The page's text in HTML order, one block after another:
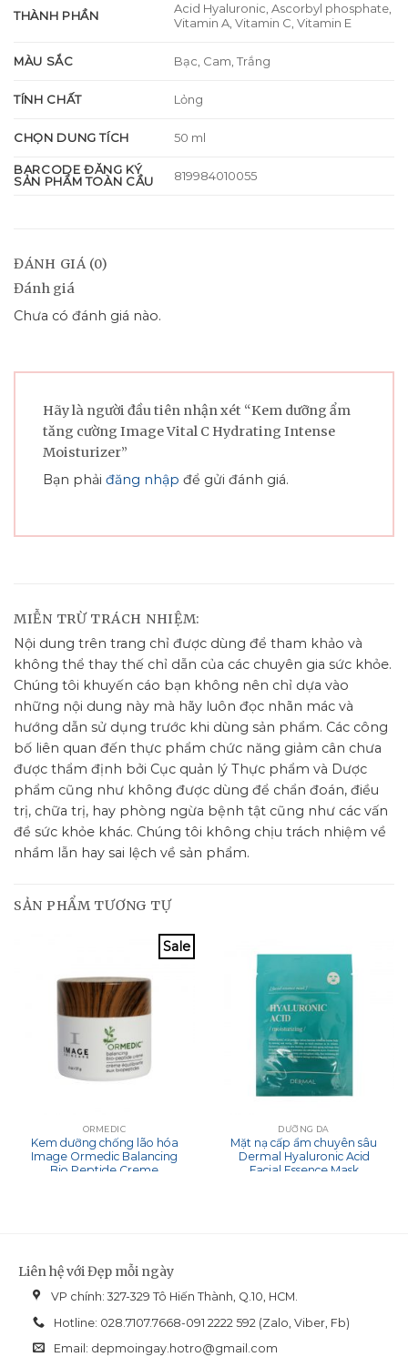
THÀNH PHẦN
Acid Hyaluronic, Ascorbyl phosphate,
Vitamin A, Vitamin C, Vitamin E
MÀU SẮC Bạc, Cam, Trắng
TÍNH CHẤT Lỏng
CHỌN DUNG TÍCH 50 ml
BARCODE ĐĂNG KÝ
SẢN PHẨM TOÀN CẦU
819984010055
ĐÁNH GIÁ (0)
Đánh giá
Chưa có đánh giá nào.
Hãy là người đầu tiên nhận xét “Kem dưỡng ẩm
tăng cường Image Vital C Hydrating Intense
Moisturizer”
Bạn phải đăng nhập để gửi đánh giá.
MIỄN TRỪ TRÁCH NHIỆM:
Nội dung trên trang chỉ được dùng để tham khảo và
không thể thay thế chỉ dẫn của các chuyên gia sức khỏe.
Chúng tôi khuyến cáo bạn không nên chỉ dựa vào
những nội dung này mà hãy luôn đọc nhãn mác và
hướng dẫn sử dụng trước khi dùng sản phẩm. Các công
bố liên quan đến thực phẩm chức năng giảm cân chưa
được thẩm định bởi Cục quản lý Thực phẩm và Dược
phẩm cũng như không được dùng để chẩn đoán, điều
trị, chữa trị, hay phòng ngừa bệnh tật cũng như các vấn
đề sức khỏe khác. Chúng tôi không chịu trách nhiệm về
nhầm lẫn hay sai lệch về sản phẩm.
SẢN PHẨM TƯƠNG TỰ
Sale
ORMEDIC
Kem dưỡng chống lão hóa
Image Ormedic Balancing
Bio Peptide Creme
DƯỠNG DA
Mặt nạ cấp ẩm chuyên sâu
Dermal Hyaluronic Acid
Facial Essence Mask
Liên hệ với Đẹp mỗi ngày
VP chính: 327-329 Tô Hiến Thành, Q.10, HCM.
Hotline: 028.7107.7668-091 2222 592 (Zalo, Viber, Fb)
Email: depmoingay.hotro@gmail.com